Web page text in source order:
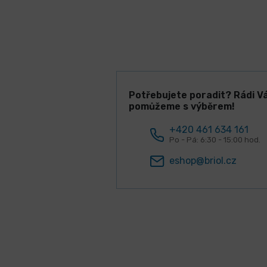
Potřebujete poradit? Rádi
pomůžeme s výběrem!
+420 461 634 161
Po - Pá: 6:30 - 15:00 hod.
eshop@briol.cz